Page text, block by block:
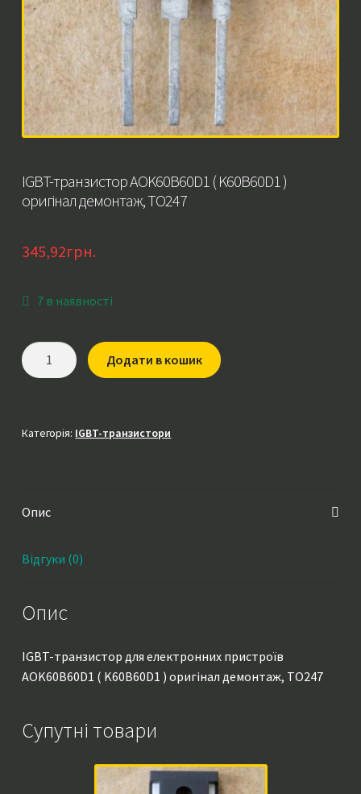
IGBT-транзистор AOK60B60D1 ( K60B60D1 )
оригінал демонтаж, TO247
345,92грн.
7 в наявності
IGBT-
транзистор
K60B60D1
TO247
Додати в кошик
Категорія: IGBT-транзистори
Опис
Відгуки (0)
Опис
IGBT-транзистор для електронних пристроїв
AOK60B60D1 ( K60B60D1 ) оригінал демонтаж, TO247
Супутні товари